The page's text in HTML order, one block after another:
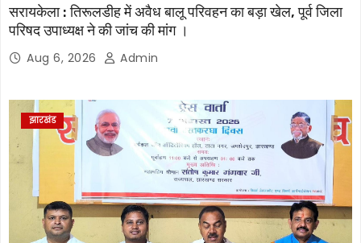
सरायकेला : तिरूलडीह में अवैध बालू परिवहन का बड़ा खेल, पूर्व जिला
परिषद उपाध्यक्ष ने की जांच की मांग ।
Aug 6, 2026 Admin
झारखंड